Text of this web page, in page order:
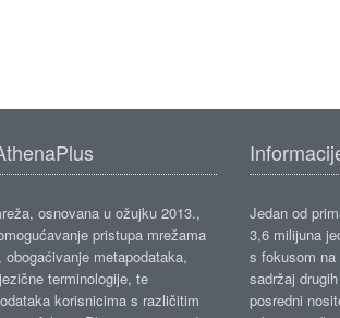
osnovana u ožujku 2013.,
pristupa mrežama
metapodataka,
terminologije, te
korisnicima s različitim
Jedan od
3,6 milijuna
s fokusom
sadržaj
posredni